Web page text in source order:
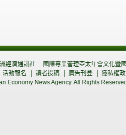
經濟通訊社
國際專業管理亞太年會文化暨
活動報名 讀者投稿 廣告刊登
隱私權
Economy News Agency. All Rights